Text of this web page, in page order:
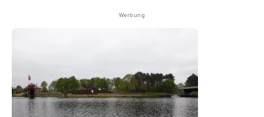
Werbung